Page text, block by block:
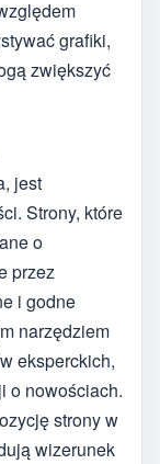
grafiki,
zwiększyć
jest
Strony, które
o
przez
i godne
narzędziem
eksperckich,
o nowościach.
strony w
wizerunek